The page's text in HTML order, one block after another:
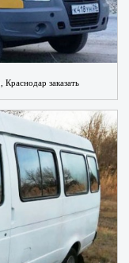
заказать